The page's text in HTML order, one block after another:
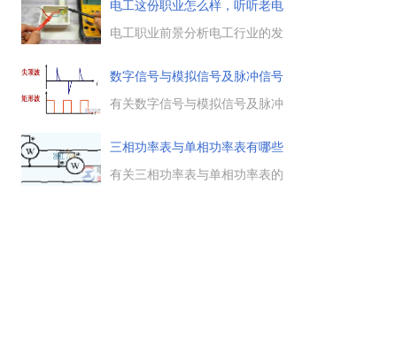
出A和B，接到计数器输入的A和
B，以实现对编码器输出的方波
置，实现加减计数或增量计数
等。...
电工这份职业怎么样，听听老电
工是
电工职业前景分析电工行业的发
种，什么都可以学，什么都可
干。不过，越是专业知识精深的
电工，在电工行业越受欢迎，薪
如装修电...
数字信号与模拟信号及脉冲信号
的
有关数字信号与模拟信号及脉冲
子电路，数字信号和数字(电子)
电路，以及脉冲信号的定义与作
用图解。...
三相功率表与单相功率表有哪些
区
有关三相功率表与单相功率表的